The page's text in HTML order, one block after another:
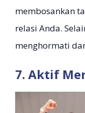
membosankan
relasi Anda.
menghormati
7. Aktif